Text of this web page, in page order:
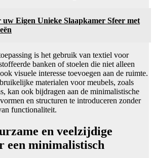
uw Eigen Unieke Slaapkamer Sfeer met
is het gebruik van textiel voor
banken of stoelen die niet alleen
visuele interesse toevoegen aan de ruimte.
materialen voor meubels, zoals
kan ook bijdragen aan de minimalistische
en structuren te introduceren zonder
functionaliteit.
en veelzijdige
een minimalistisch